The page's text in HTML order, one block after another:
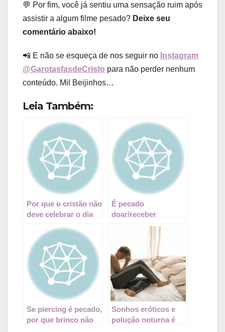
💬 Por fim, você já sentiu uma sensação ruim após
assistir a algum filme pesado? Deixe seu
comentário abaixo!
📲 E não se esqueça de nos seguir no Instagram
@GarotasfasdeCristo para não perder nenhum
conteúdo. Mil Beijinhos…
Leia Também:
Por que o cristão não
deve celebrar o dia
É pecado
doar/receber
Se piercing é pecado,
por que brinco não
Sonhos eróticos e
polução noturna é